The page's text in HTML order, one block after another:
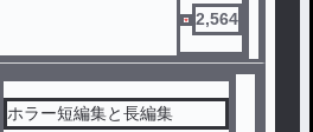
2,564
ホラー短編集と長編集